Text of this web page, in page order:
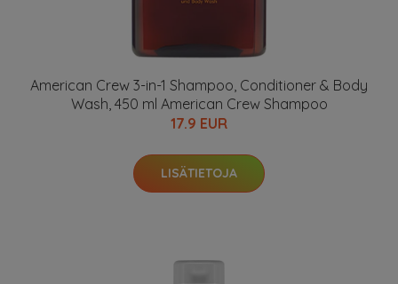
American Crew 3-in-1 Shampoo, Conditioner & Body
Wash, 450 ml American Crew Shampoo
17.9 EUR
LISÄTIETOJA